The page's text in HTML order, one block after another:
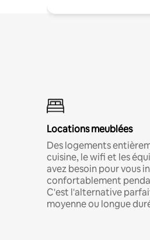
Locations meublées
Des logements
cuisine, le wifi et les
avez besoin pour vous
confortablement
C'est l'alternative
moyenne ou longue